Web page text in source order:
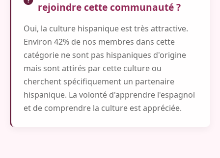
rejoindre cette communauté ?
Oui, la culture hispanique est très attractive.
Environ 42% de nos membres dans cette
catégorie ne sont pas hispaniques d'origine
mais sont attirés par cette culture ou
cherchent spécifiquement un partenaire
hispanique. La volonté d'apprendre l'espagnol
et de comprendre la culture est appréciée.